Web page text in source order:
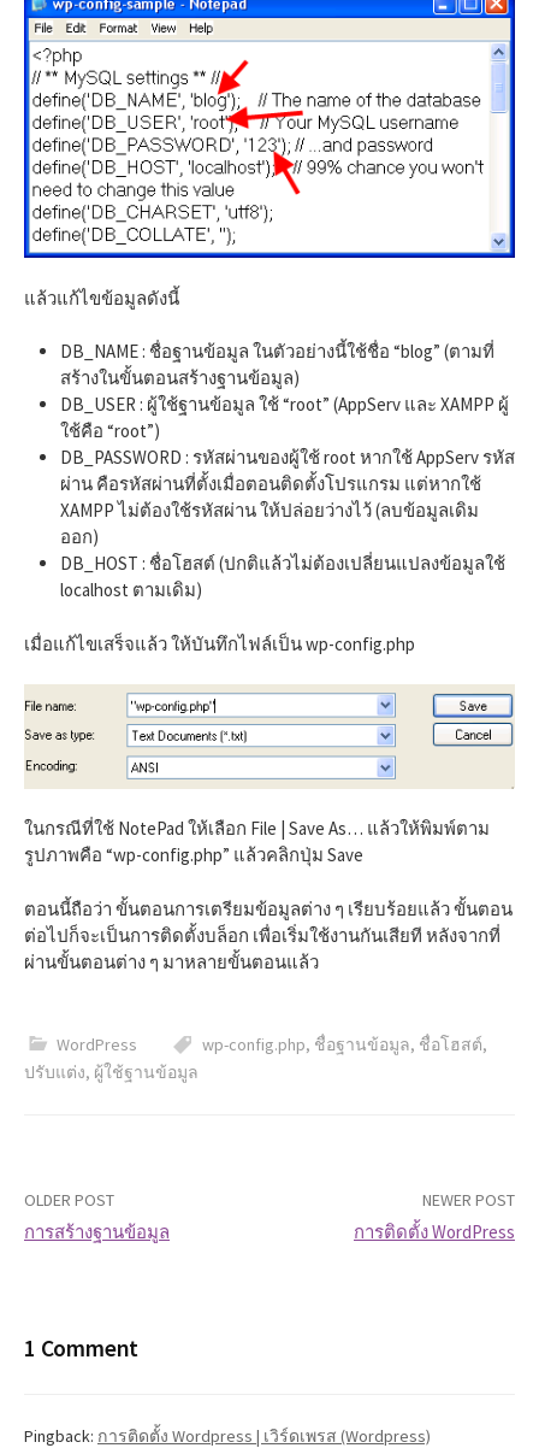
r
แล้วแก้ไขข้อมูลดังนี้
DB_NAME : ชื่อฐานข้อมูล ในตัวอย่างนี้ใช้ชื่อ “blog” (ตามที่
สร้างในขั้นตอนสร้างฐานข้อมูล)
DB_USER : ผู้ใช้ฐานข้อมูล ใช้ “root” (AppServ และ XAMPP ผู้
ใช้คือ “root”)
DB_PASSWORD : รหัสผ่านของผู้ใช้ root หากใช้ AppServ รหัส
ผ่าน คือรหัสผ่านที่ตั้งเมื่อตอนติดตั้งโปรแกรม แต่หากใช้
XAMPP ไม่ต้องใช้รหัสผ่าน ให้ปล่อยว่างไว้ (ลบข้อมูลเดิม
ออก)
DB_HOST : ชื่อโฮสต์ (ปกติแล้วไม่ต้องเปลี่ยนแปลงข้อมูลใช้
localhost ตามเดิม)
เมื่อแก้ไขเสร็จแล้ว ให้บันทึกไฟล์เป็น wp-config.php
ในกรณีที่ใช้ NotePad ให้เลือก File | Save As… แล้วให้พิมพ์ตาม
รูปภาพคือ “wp-config.php” แล้วคลิกปุ่ม Save
ตอนนี้ถือว่า ขั้นตอนการเตรียมข้อมูลต่าง ๆ เรียบร้อยแล้ว ขั้นตอน
ต่อไปก็จะเป็นการติดตั้งบล็อก เพื่อเริ่มใช้งานกันเสียที หลังจากที่
ผ่านขั้นตอนต่าง ๆ มาหลายขั้นตอนแล้ว
WordPress wp-config.php, ชื่อฐานข้อมูล, ชื่อโฮสต์,
ปรับแต่ง, ผู้ใช้ฐานข้อมูล
o
t
OLDER POST
การสร้างฐานข้อมูล
NEWER POST
การติดตั้ง WordPress
1 Comment
Pingback: การติดตั้ง Wordpress | เวิร์ดเพรส (Wordpress)